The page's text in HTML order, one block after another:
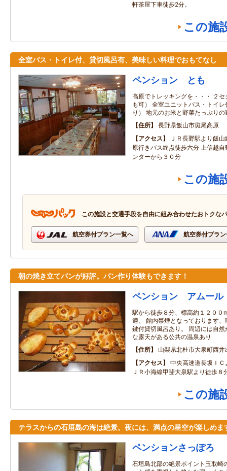
軒茶屋下車徒歩2分。
この施
全室バス・トイレ付、貸切風呂有、美味しい料理でおもてなし
ペンション とも
高原でトレッキングを・・・ ２
も可） 全室ユニットバス・トイ
り） 地元のお米と野菜たっぷりの
住所
長野県飯山市斑尾高原
アクセス
ＪＲ長野駅より飯
原行きバス終点徒歩六分 上信越
ンターから３０分
この施
この施設と交通手段を自由に組み合わせたおトクな
航空券付プラン一覧へ 航空券付プラ
朝の焼き立てパンが好評。パン作り体験もできます！
ペンション アムール
駅から徒歩８分、標高約１２００
適、 館内禁煙となっております
鍵付貸切風呂あり。 周辺には自
な露天がある公共の温泉あり
住所
山梨県北杜市大泉町西
アクセス
中央高速道長坂Ｉ
ＪＲ小海線甲斐大泉駅より徒歩８
この施
テラスからの石垣島の海は絶景。夜には、満点の星空が楽しめ
ペンションさっぽろ
石垣島北部の絶景ポイント玉取崎